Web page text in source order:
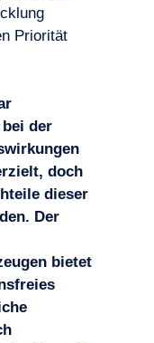
Priorität
der
doch
dieser
Der
bietet